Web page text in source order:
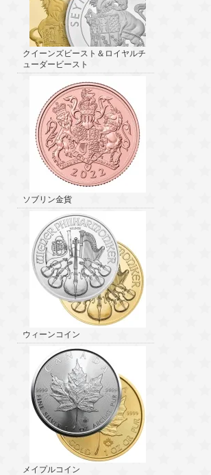
クイーンズビースト＆ロイヤルチ
ューダービースト
ソブリン金貨
ウィーンコイン
メイプルコイン